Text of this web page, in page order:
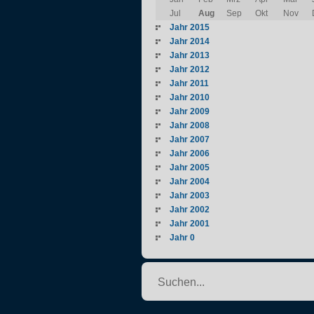
Jul
Aug Sep Okt Nov
Jahr 2015
Jahr 2014
Jahr 2013
Jahr 2012
Jahr 2011
Jahr 2010
Jahr 2009
Jahr 2008
Jahr 2007
Jahr 2006
Jahr 2005
Jahr 2004
Jahr 2003
Jahr 2002
Jahr 2001
Jahr 0